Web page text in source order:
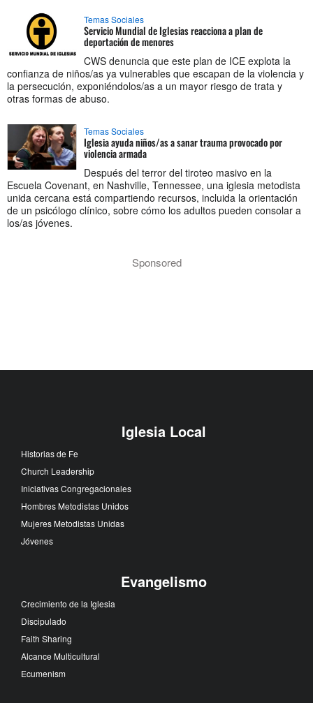
Temas Sociales
Servicio Mundial de Iglesias reacciona a plan de
deportación de menores
CWS denuncia que este plan de ICE explota la
confianza de niños/as ya vulnerables que escapan de la violencia y
la persecución, exponiéndolos/as a un mayor riesgo de trata y
otras formas de abuso.
Temas Sociales
Iglesia ayuda niños/as a sanar trauma provocado por
violencia armada
Después del terror del tiroteo masivo en la
Escuela Covenant, en Nashville, Tennessee, una iglesia metodista
unida cercana está compartiendo recursos, incluida la orientación
de un psicólogo clínico, sobre cómo los adultos pueden consolar a
los/as jóvenes.
Sponsored
Iglesia Local
Historias de Fe
Church Leadership
Iniciativas Congregacionales
Hombres Metodistas Unidos
Mujeres Metodistas Unidas
Jóvenes
Evangelismo
Crecimiento de la Iglesia
Discipulado
Faith Sharing
Alcance Multicultural
Ecumenism